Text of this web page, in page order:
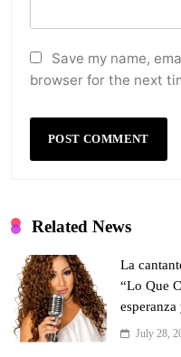
Save my name,
browser for the next
Related News
La
“Lo Que
July 28,